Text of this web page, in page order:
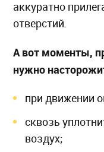
аккуратно
отверстий.
А вот моменты,
нужно
при движении
сквозь
воздух;